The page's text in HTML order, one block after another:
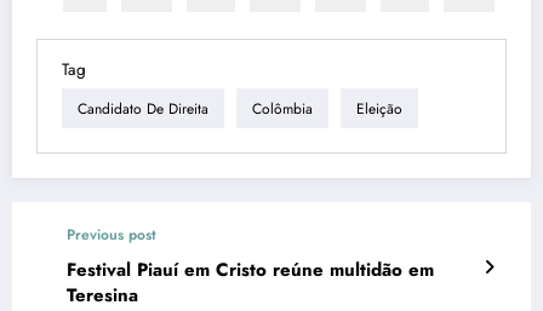
Tag
Candidato De Direita Colômbia Eleição
Previous post
Festival Piauí em Cristo reúne multidão em
Teresina